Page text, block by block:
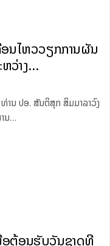
ນໄຫວວຽກການຜັນ
ວ່າງ…
ນ ປອ. ສັນຕິສຸກ ສິມມາລາວົງ
ນ…
ອຕ້ອນຮັບວັນຊາດທີ